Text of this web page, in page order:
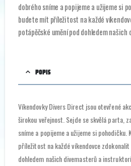
dobrého sníme a popijeme a užijeme si
budete mít příležitost na každé
potápěčské umění pod dohledem
POPIS
Víkendovky Divers Direct jsou otevřené
širokou veřejnost. Sejde se skvělá parta,
sníme a popijeme a užijeme si
příležitost na každé víkendovce
dohledem našich divemasterů a